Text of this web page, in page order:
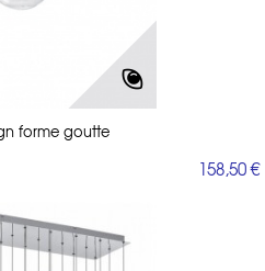
forme goutte
158,50 €